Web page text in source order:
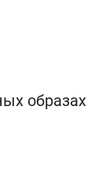
образах